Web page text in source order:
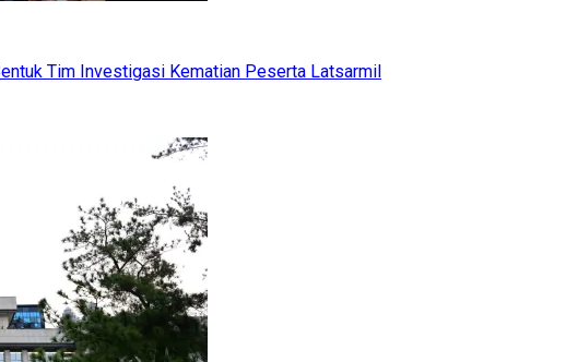
Tim Investigasi Kematian Peserta Latsarmil